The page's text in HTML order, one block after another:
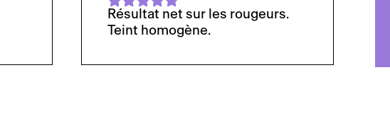
Résultat net sur les rougeurs.
Teint homogène.